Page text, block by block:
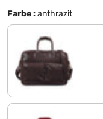
Farbe :anthrazit
schokoladen - braun